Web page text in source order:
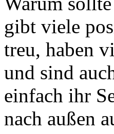
gibt viele
treu, haben
und sind
einfach ihr
nach außen